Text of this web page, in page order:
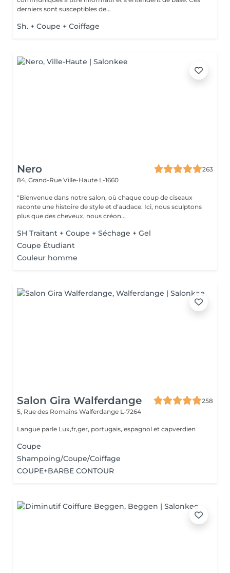
derniers sont susceptibles de...
Sh. + Coupe + Coiffage
Nero
263
84, Grand-Rue Ville-Haute L-1660
"Bienvenue dans notre salon, où chaque coup de ciseaux
raconte une histoire de style et d'audace. Ici, nous sculptons
plus que des cheveux, nous créon...
SH Traitant + Coupe + Séchage + Gel
Coupe Étudiant
Couleur homme
Salon Gira Walferdange
258
5, Rue des Romains Walferdange L-7264
Langue parle Lux,fr,ger, portugais, espagnol et capverdien
Coupe
Shampoing/Coupe/Coiffage
COUPE+BARBE CONTOUR